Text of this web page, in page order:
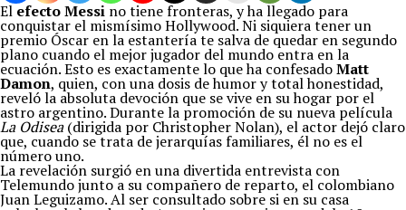
El efecto Messi no tiene fronteras, y ha llegado para
conquistar el mismísimo Hollywood. Ni siquiera tener un
premio Óscar en la estantería te salva de quedar en segundo
plano cuando el mejor jugador del mundo entra en la
ecuación. Esto es exactamente lo que ha confesadoMatt
Damon, quien, con una dosis de humor y total honestidad,
reveló la absoluta devoción que se vive en su hogar por el
astro argentino. Durante la promoción de su nueva película
La Odisea(dirigida por Christopher Nolan), el actor dejó claro
que, cuando se trata de jerarquías familiares, él no es el
número uno.
La revelación surgió en una divertida entrevista con
Telemundo junto a su compañero de reparto, el colombiano
Juan Leguizamo. Al ser consultado sobre si en su casa